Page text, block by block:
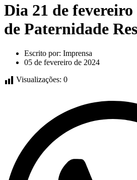
Dia 21 de
de Paternidade
Escrito por: Imprensa
05 de fevereiro de 2024
Visualizações: 0